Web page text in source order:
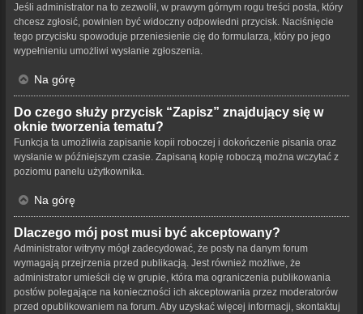
Jeśli administrator na to zezwolił, w prawym górnym rogu treści posta, który
chcesz zgłosić, powinien być widoczny odpowiedni przycisk. Naciśnięcie
tego przycisku spowoduje przeniesienie cię do formularza, który po jego
wypełnieniu umożliwi wysłanie zgłoszenia.
Na górę
Do czego służy przycisk “Zapisz” znajdujący się w
oknie tworzenia tematu?
Funkcja ta umożliwia zapisanie kopii roboczej i dokończenie pisania oraz
wysłanie w późniejszym czasie. Zapisaną kopię roboczą można wczytać z
poziomu panelu użytkownika.
Na górę
Dlaczego mój post musi być akceptowany?
Administrator witryny mógł zadecydować, że posty na danym forum
wymagają przejrzenia przed publikacją. Jest również możliwe, że
administrator umieścił cię w grupie, która ma ograniczenia publikowania
postów polegające na konieczności ich akceptowania przez moderatorów
przed opublikowaniem na forum. Aby uzyskać więcej informacji, skontaktuj